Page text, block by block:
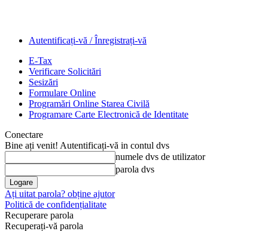
Autentificați-vă / Înregistrați-vă
E-Tax
Verificare Solicitări
Sesizări
Formulare Online
Programări Online Starea Civilă
Programare Carte Electronică de Identitate
Conectare
Bine ați venit! Autentificați-vă in contul dvs
numele dvs de utilizator
parola dvs
Ați uitat parola? obține ajutor
Politică de confidențialitate
Recuperare parola
Recuperați-vă parola